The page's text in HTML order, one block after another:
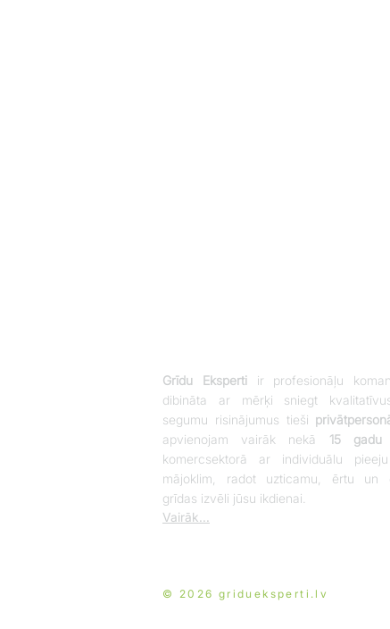
Grīdu Ekspertiir profesionāļu
dibināta ar mērķi sniegt
segumu risinājumus tieši
apvienojam vairāk nekā 15 gadu
komercsektorā ar individuālu
mājoklim, radot uzticamu, ērtu un
grīdas izvēli jūsu ikdienai.
Vairāk...
© 2026 gridueksperti.lv